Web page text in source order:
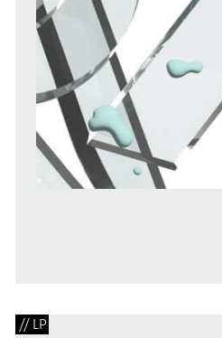
// LP